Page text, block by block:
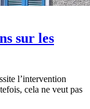
sur les
l’intervention
cela ne veut pas